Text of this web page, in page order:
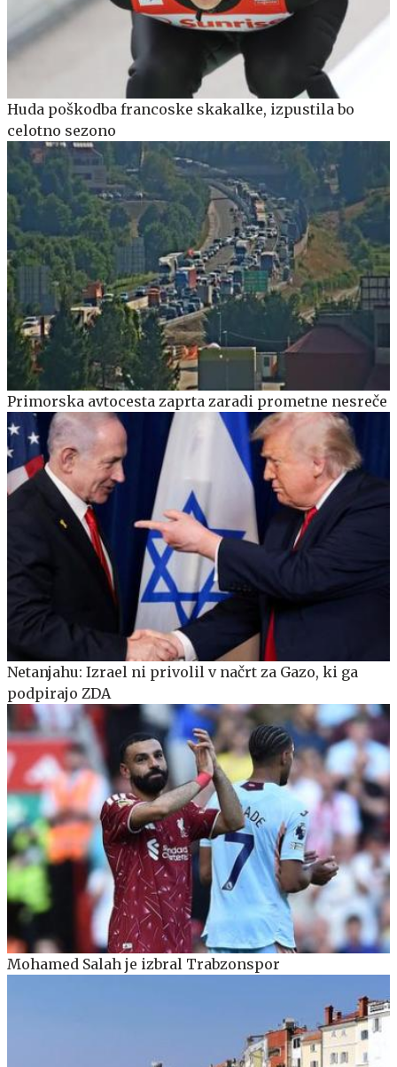
Huda poškodba francoske skakalke, izpustila bo
celotno sezono
Primorska avtocesta zaprta zaradi prometne nesreče
Netanjahu: Izrael ni privolil v načrt za Gazo, ki ga
podpirajo ZDA
Mohamed Salah je izbral Trabzonspor